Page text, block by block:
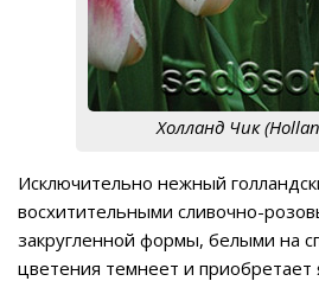
Холланд Чик
Исключительно нежный
восхитительными сливочно-
закругленной формы, белыми на
цветения темнеет и приобретает